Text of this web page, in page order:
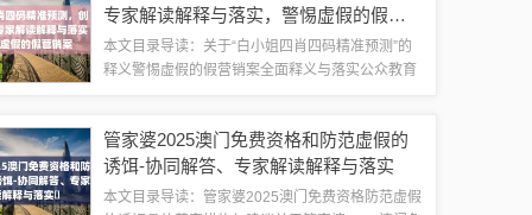
专家解读解释与落实，警惕虚假的假营
销案
本文目录导读：关于“白小姐四肖四码精准预测”的
释义警惕虚假的假营销案全面释义与落实公众教育
释义“白小姐四肖四码精准预测”似乎...
管家婆2025澳门免费资格和防范虚假的
诱饵-协同解答、专家解读解释与落实​
本文目录导读：管家婆2025澳门免费资格防范虚假